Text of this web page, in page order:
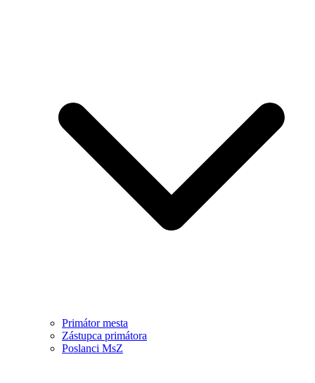
Primátor mesta
Zástupca primátora
Poslanci MsZ